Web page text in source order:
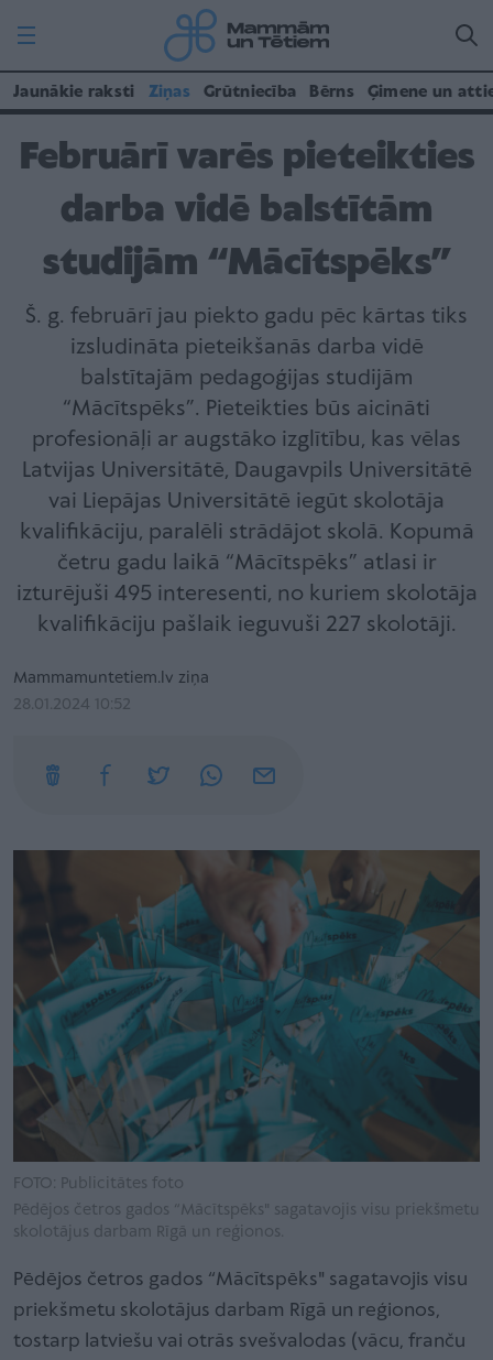
Jaunākie raksti Ziņas Grūtniecība Bērns Ģimene un
Februārī varēs pieteikties
darba vidē balstītām
studijām “Mācītspēks”
Š. g. februārī jau piekto gadu pēc kārtas tiks
izsludināta pieteikšanās darba vidē
balstītajām pedagoģijas studijām
“Mācītspēks”. Pieteikties būs aicināti
profesionāļi ar augstāko izglītību, kas vēlas
Latvijas Universitātē, Daugavpils Universitātē
vai Liepājas Universitātē iegūt skolotāja
kvalifikāciju, paralēli strādājot skolā. Kopumā
četru gadu laikā “Mācītspēks” atlasi ir
izturējuši 495 interesenti, no kuriem skolotāja
kvalifikāciju pašlaik ieguvuši 227 skolotāji.
Mammamuntetiem.lv ziņa
28.01.2024 10:52
FOTO: Publicitātes foto
Pēdējos četros gados “Mācītspēks" sagatavojis visu priekšmetu
skolotājus darbam Rīgā un reģionos.
Pēdējos četros gados “Mācītspēks" sagatavojis visu
priekšmetu skolotājus darbam Rīgā un reģionos,
tostarp latviešu vai otrās svešvalodas (vācu, franču